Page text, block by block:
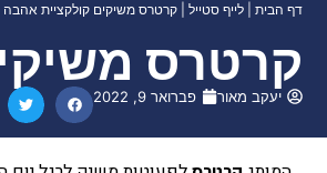
דף הבית לייף סטייל קרטרס משיקים קולקציית אהבה
קרטרס
יעקב מאור פברואר 9, 2022